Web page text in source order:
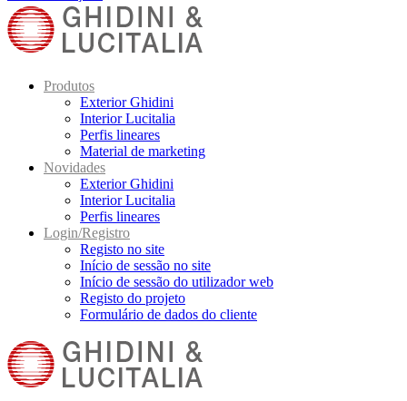
Produtos
Exterior Ghidini
Interior Lucitalia
Perfis lineares
Material de marketing
Novidades
Exterior Ghidini
Interior Lucitalia
Perfis lineares
Login/Registro
Registo no site
Início de sessão no site
Início de sessão do utilizador web
Registo do projeto
Formulário de dados do cliente